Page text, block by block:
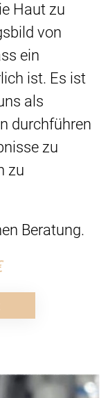
Haut zu
von
ein
ist. Es ist
als
durchführen
zu
zu
Beratung.